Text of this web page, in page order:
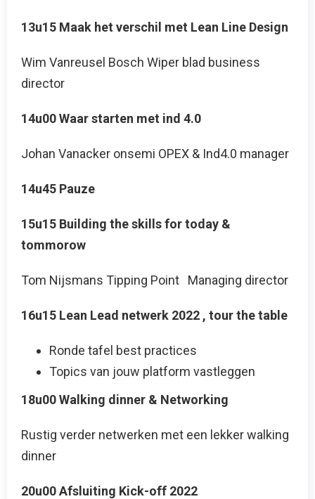
13u15 Maak het verschil met Lean Line Design
Wim Vanreusel Bosch Wiper blad business
director
14u00 Waar starten met ind 4.0
Johan Vanacker onsemi OPEX & Ind4.0 manager
14u45 Pauze
15u15 Building the skills for today &
tommorow
Tom Nijsmans Tipping Point Managing director
16u15 Lean Lead netwerk 2022 , tour the table
Ronde tafel best practices
Topics van jouw platform vastleggen
18u00 Walking dinner & Networking
Rustig verder netwerken met een lekker walking
dinner
20u00 Afsluiting Kick-off 2022